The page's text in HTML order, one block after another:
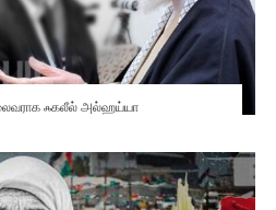
ஃகலீல் அல்ஹய்யா